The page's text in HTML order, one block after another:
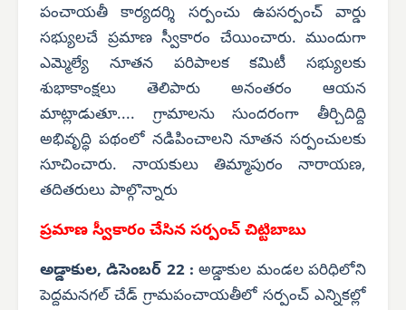
పంచాయతీ కార్యదర్శి సర్పంచు ఉపసర్పంచ్ వార్డు
సభ్యులచే ప్రమాణ స్వీకారం చేయించారు. ముందుగా
ఎమ్మెల్యే నూతన పరిపాలక కమిటీ సభ్యులకు
శుభాకాంక్షలు తెలిపారు అనంతరం ఆయన
మాట్లాడుతూ.... గ్రామాలను సుందరంగా తీర్చిదిద్ది
అభివృద్ధి పథంలో నడిపించాలని నూతన సర్పంచులకు
సూచించారు. నాయకులు తిమ్మాపురం నారాయణ,
తదితరులు పాల్గొన్నారు
ప్రమాణ స్వీకారం చేసిన సర్పంచ్ చిట్టిబాబు
అడ్డాకుల, డిసెంబర్ 22 :అడ్డాకుల మండల పరిధిలోని
పెద్దమనగల్ చేడ్ గ్రామపంచాయతీలో సర్పంచ్ ఎన్నికల్లో